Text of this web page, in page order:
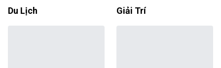
Du Lịch Giải Trí